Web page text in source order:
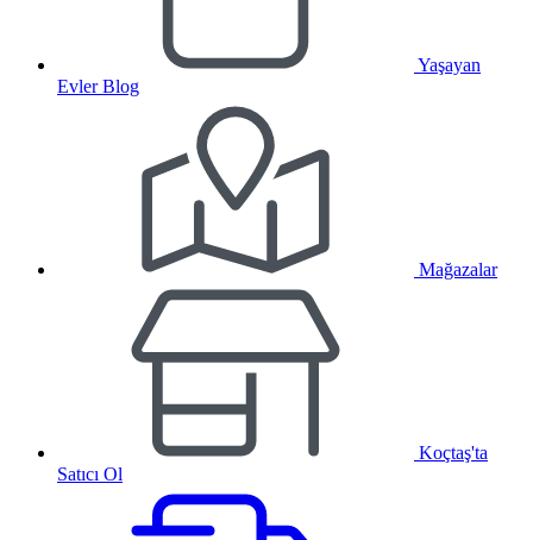
Yaşayan
Evler Blog
Mağazalar
Koçtaş'ta
Satıcı Ol